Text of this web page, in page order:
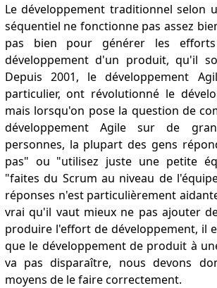
Le développement traditionnel selon
séquentiel ne fonctionne pas assez
pas bien pour générer les efforts
développement d'un produit, qu'il
Depuis 2001, le développement
particulier, ont révolutionné le
mais lorsqu'on pose la question de
développement Agile sur de
personnes, la plupart des gens
pas" ou "utilisez juste une petite
"faites du Scrum au niveau de
réponses n'est particulièrement
vrai qu'il vaut mieux ne pas ajouter
produire l'effort de développement, il
que le développement de produit à
va pas disparaître, nous devons
moyens de le faire correctement.